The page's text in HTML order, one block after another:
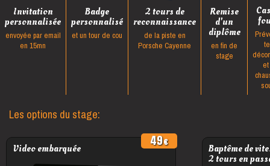
Invitation
personnalisée
envoyée par email
en 15mn
Badge
personnalisé
et un tour de cou
2 tours de
reconnaissance
de la piste en
Porsche Cayenne
Remise
d'un
diplôme
en fin de
stage
Les options du stage:
Video embarquée
49
Baptême de
2 tours en